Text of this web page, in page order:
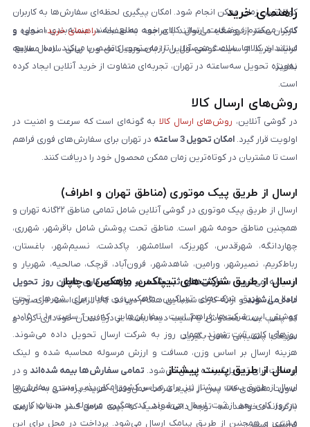
کوتاه‌ترین زمان ممکن انجام شود. امکان پیگیری لحظه‌ای سفارش‌ها به کاربران
کمک می‌کند از وضعیت ارسال کالای خود مطلع باشند. بسته‌بندی اصولی و
استاندارد کالاها، سلامت محصول را تا زمان تحویل تضمین می‌کند. ارسال سریع،
به‌ویژه تحویل سه‌ساعته در تهران، تجربه‌ای متفاوت از خرید آنلاین ایجاد کرده
است.
راهنمای خرید
کاربران محترم فروشگاه می‌توانند با مراجعه به صفحه «راهنمای خرید»، نحوه و
فرایند خرید از سایت گوشی آنلاین را به‌صورت کامل و با زبانی ساده مطالعه
نمایند.
روش‌های ارسال کالا
در گوشی آنلاین، روش‌های ارسال کالا به گونه‌ای است که سرعت و امنیت در
اولویت قرار گیرد. امکان تحویل 3 ساعته
در تهران برای سفارش‌های فوری فراهم
است تا مشتریان در کوتاه‌ترین زمان ممکن محصول خود را دریافت کنند.
ارسال از طریق پیک موتوری (مناطق تهران و اطراف)
ارسال از طریق پیک موتوری در گوشی آنلاین شامل تمامی مناطق ۲۲گانه تهران و
همچنین مناطق حومه شهر است. مناطق تحت پوشش شامل باقرشهر، شهرری،
چهاردانگه، شهرقدس، کهریزک، اسلامشهر، پاکدشت، نسیم‌شهر، باغستان،
رباط‌کریم، نصیرشهر، ورامین، شاهدشهر، فرون‌آباد، قرچک، صالحیه، شهریار و
اندیشه می‌شود. سفارش‌های ثبت‌شده در روزهای کاری همان روز تحویل
داده می‌شوندو ارائه کارت شناسایی هنگام دریافت کالا الزامی است. در صورتی
که پلمپ بسته مخدوش یا آسیب دیده باشد، از دریافت آن خودداری کرده و
سریعاً با پشتیبانی تماس بگیرید.
ارسال از طریق شرکت‌های تیپاکس، ماهکس و چاپار
ارسال از طریق شرکت‌های تیپاکس، ماهکس و چاپار برای شهرهای تحت
پوشش این شرکت‌ها فراهم است. سفارش‌هایی که بین ساعت ۱۰ تا ۱۵ در
روزهای کاری ثبت شوند، همان روز به شرکت ارسال تحویل داده می‌شوند.
هزینه ارسال بر اساس وزن، مسافت و ارزش مرسوله محاسبه شده و لینک
پرداخت برای تحویل‌گیرنده ارسال می‌شود. تمامی سفارش‌ها بیمه شده‌اند و در
صورت مفقودی کالا، پس از تایید شرکت حمل‌ونقل، هزینه پرداختی به مشتری
بازگردانده خواهد شد. توجه داشته باشید که بیمه شامل کسر ۱۰ تا ۱۵ درصد
فرانشیز است.
ارسال از طریق پست پیشتاز
ارسال از طریق پست پیشتاز نیز برای سراسر کشور امکان‌پذیر است و سفارش‌ها
در روز کاری بعد از ثبت، ارسال می‌شوند. کد رهگیری مرسوله در حساب کاربری
مشتری و همچنین از طریق پیامک ارسال می‌شود. پرداخت در محل برای این